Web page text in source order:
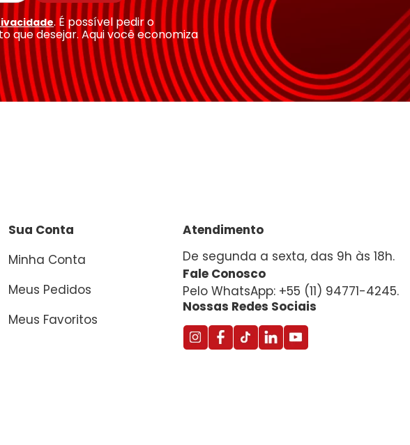
. É possível pedir o
desejar. Aqui você economiza
Sua Conta
Minha Conta
Meus Pedidos
Meus Favoritos
Atendimento
De segunda a sexta, das 9h às 18h.
Fale Conosco
Pelo WhatsApp: +55 (11) 94771-4245.
Nossas Redes Sociais